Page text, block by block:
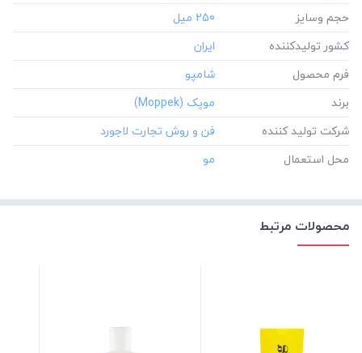
حجم وسایز
‎250 میل
کشور تولید‎کننده
فرم محصول
برند
شرکت تولید کننده
محل استعمال
محصولات مرتبط